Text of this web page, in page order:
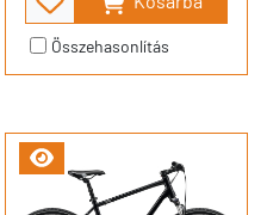
Összehasonlítás